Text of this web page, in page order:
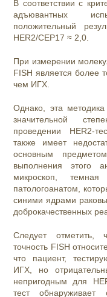
В соответствии с
адъювантных
положительный
HER2/CEP17 ≈ 2,0.
При измерении
FISH является более
чем ИГХ.
Однако, эта
значительной
проведении HER2-
также имеет
основным
выполнения этого
микроскоп,
патологоанатом,
синими ядрами
доброкачественных
Следует отметить,
точность FISH
что пациент,
ИГХ, но
непригодным для
тест обнаруживает